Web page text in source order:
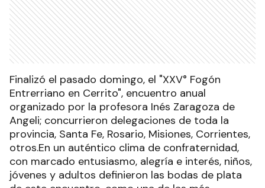
Finalizó el pasado domingo, el "XXV° Fogón
Entrerriano en Cerrito", encuentro anual
organizado por la profesora Inés Zaragoza de
Angeli; concurrieron delegaciones de toda la
provincia, Santa Fe, Rosario, Misiones, Corrientes,
otros.En un auténtico clima de confraternidad,
con marcado entusiasmo, alegría e interés, niños,
jóvenes y adultos definieron las bodas de plata